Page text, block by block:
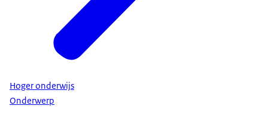
Hoger onderwijs
Onderwerp